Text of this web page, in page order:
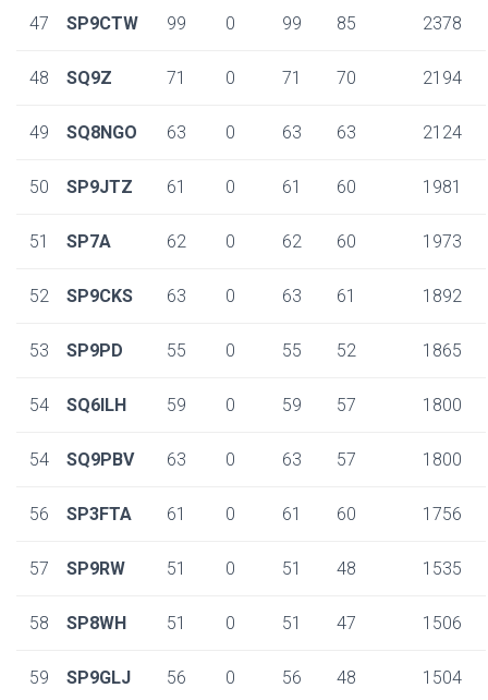
47 SP9CTW 99 0 99 85 2378
48 SQ9Z 71 0 71 70 2194
49 SQ8NGO 63 0 63 63 2124
50 SP9JTZ 61 0 61 60 1981
51 SP7A 62 0 62 60 1973
52 SP9CKS 63 0 63 61 1892
53 SP9PD 55 0 55 52 1865
54 SQ6ILH 59 0 59 57 1800
54 SQ9PBV 63 0 63 57 1800
56 SP3FTA 61 0 61 60 1756
57 SP9RW 51 0 51 48 1535
58 SP8WH 51 0 51 47 1506
59 SP9GLJ 56 0 56 48 1504